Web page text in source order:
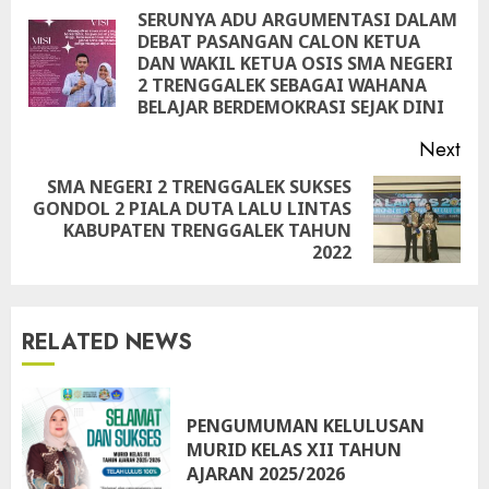
ReadingSERUNYA ADU ARGUMENTASI DALAM
DEBAT PASANGAN CALON KETUA
DAN WAKIL KETUA OSIS SMA NEGERI
2 TRENGGALEK SEBAGAI WAHANA
BELAJAR BERDEMOKRASI SEJAK DINI
Next
Next
post:
SMA NEGERI 2 TRENGGALEK SUKSES
GONDOL 2 PIALA DUTA LALU LINTAS
KABUPATEN TRENGGALEK TAHUN
2022
RELATED NEWS
PENGUMUMAN KELULUSAN
MURID KELAS XII TAHUN
AJARAN 2025/2026